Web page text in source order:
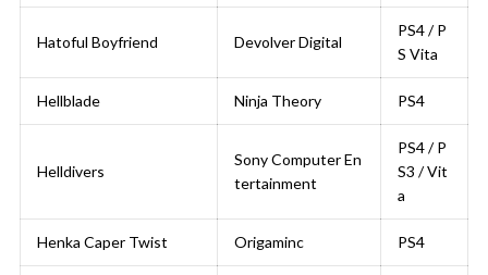
Hatoful Boyfriend Devolver Digital
PS4 / P
S Vita
Hellblade Ninja Theory PS4
Helldivers
Sony Computer En
tertainment
PS4 / P
S3 / Vit
a
Henka Caper Twist Origaminc PS4